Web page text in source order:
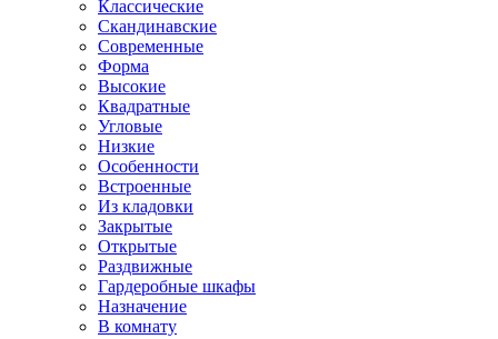
Классические
Скандинавские
Современные
Форма
Высокие
Квадратные
Угловые
Низкие
Особенности
Встроенные
Из кладовки
Закрытые
Открытые
Раздвижные
Гардеробные шкафы
Назначение
В комнату